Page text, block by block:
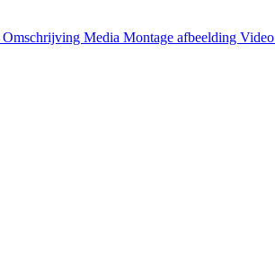
Omschrijving Media Montage afbeelding Video